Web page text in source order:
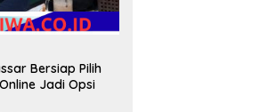
Bersiap Pilih
Jadi Opsi